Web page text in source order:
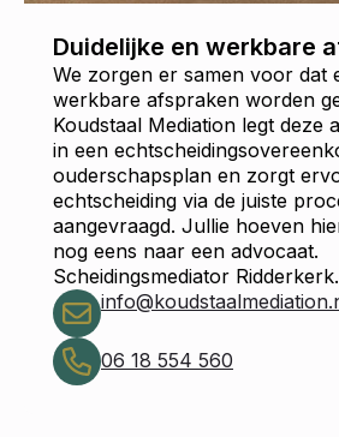
Duidelijke en werkbare
We zorgen er samen voor dat
werkbare afspraken worden
Koudstaal Mediation legt deze
in een
ouderschapsplan en zorgt
echtscheiding via de juiste
aangevraagd. Jullie hoeven
nog eens naar een advocaat.
Scheidingsmediator Ridderkerk.
06 18 554 560